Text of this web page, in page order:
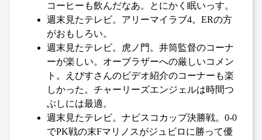
コーヒーも飲んだなあ。とにかく眠いっす。
週末見たテレビ。アリーマイラブ4。ERの方
がおもしろい。
週末見たテレビ。虎ノ門。井筒監督のコーナ
ーが楽しい。オーブラザーへの厳しいコメン
ト。えびすさんのビデオ紹介のコーナーも楽
しかった。チャーリーズエンジェルは時間つ
ぶしには最適。
週末見たテレビ。ナビスコカップ決勝戦。0-0
でPK戦の末Fマリノスがジュビロに勝って優